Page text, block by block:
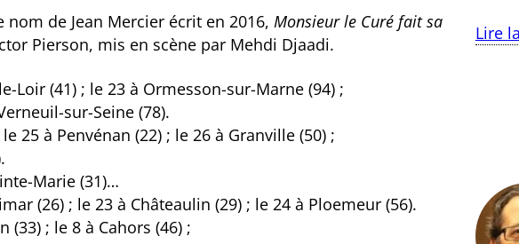
de Jean Mercier écrit en 2016,Monsieur le Curé fait sa
Pierson, mis en scène par Mehdi Djaadi.
Loir (41) ; le 23 à Ormesson-sur-Marne (94) ;
sur-Seine (78).
25 à Penvénan (22) ; le 26 à Granville (50) ;
Marie (31)…
(26) ; le 23 à Châteaulin (29) ; le 24 à Ploemeur (56).
(33) ; le 8 à Cahors (46) ;
Lire